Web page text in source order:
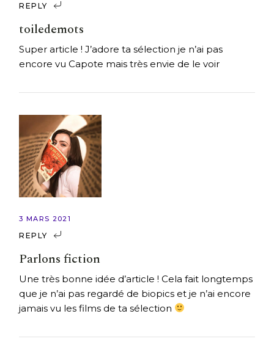
REPLY
toiledemots
Super article ! J’adore ta sélection je n’ai pas
encore vu Capote mais très envie de le voir
3 MARS 2021
REPLY
Parlons fiction
Une très bonne idée d’article ! Cela fait longtemps
que je n’ai pas regardé de biopics et je n’ai encore
jamais vu les films de ta sélection